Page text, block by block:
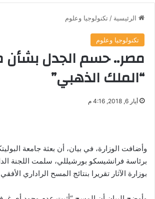
الرئيسية / تكنولوجيا وعلوم
تكنولوجيا وعلوم
مصر.. حسم الجدل بشأن
“الملك الذهبي”
أيار 6, 2018, 4:16 م
وأضافت الوزارة، في بيان، أن بعثة جامعة
برئاسة فرانشيسكو بورشيللي، سلمت اللجنة
بوزارة الآثار تقريرا بنتائج المسح الراداري